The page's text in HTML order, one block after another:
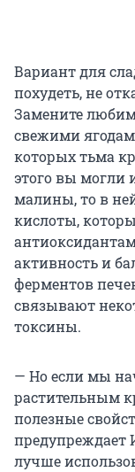
Вариант для
похудеть, не
Замените
свежими
которых тьма
этого вы могли
малины, то в
кислоты,
активность и
ферментов
связывают
токсины.
— Но если мы
растительным
полезные
предупреждает
лучше